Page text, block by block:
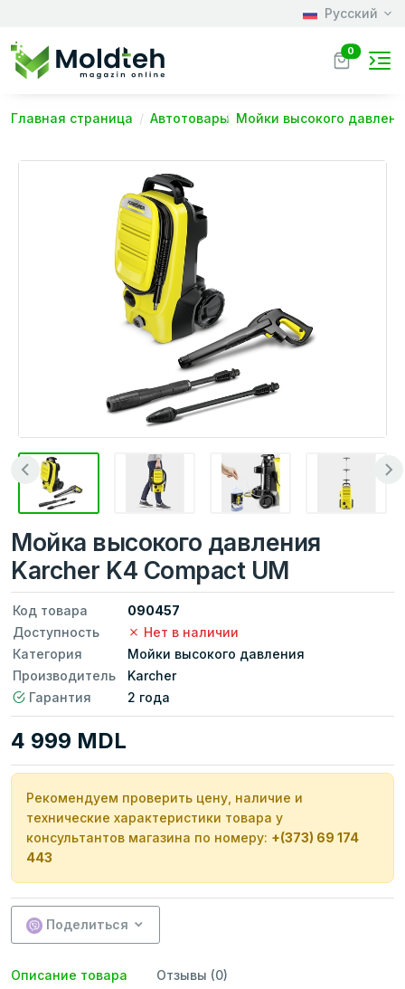
Русский
0
Главная страница Автотовары Мойки высокого
Мойка высокого давления
Karcher K4 Compact UM
Код товара
090457
Доступность
Нет в наличии
Категория
Мойки высокого давления
Производитель
Karcher
Гарантия
2 года
4 999 MDL
Рекомендуем проверить цену, наличие и
технические характеристики товара у
консультантов магазина по номеру: +(373) 69 174
443
Поделиться
Описание товара Отзывы (0)